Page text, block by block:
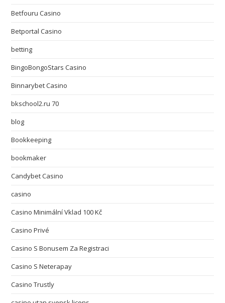
Betfouru Casino
Betportal Casino
betting
BingoBongoStars Casino
Binnarybet Casino
bkschool2.ru 70
blog
Bookkeeping
bookmaker
Candybet Casino
casino
Casino Minimální Vklad 100 Kč
Casino Privé
Casino S Bonusem Za Registraci
Casino S Neterapay
Casino Trustly